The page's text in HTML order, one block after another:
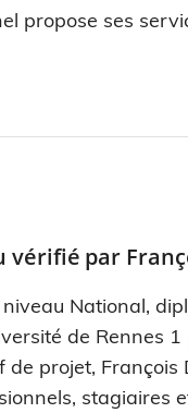
propose ses
vérifié par
National,
de Rennes
de projet,
stagiaires